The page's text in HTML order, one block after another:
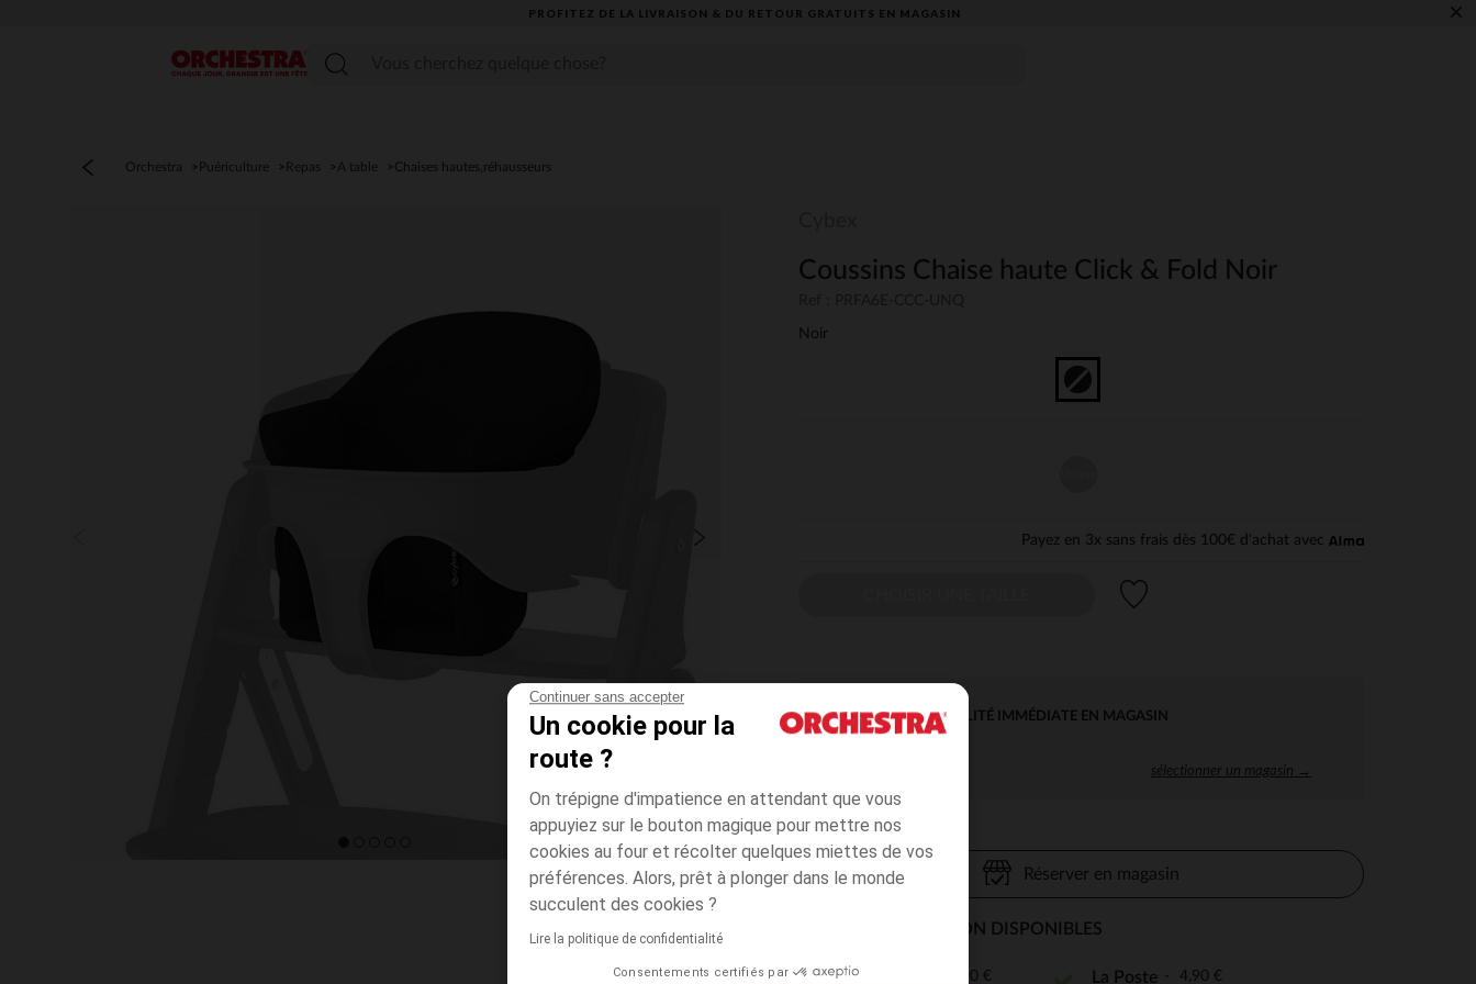
Continuer sans accepter
Un cookie pour la
route ?
On trépigne d'impatience en attendant que vous
appuyiez sur le bouton magique pour mettre nos
cookies au four et récolter quelques miettes de vos
préférences. Alors, prêt à plonger dans le monde
succulent des cookies ?
Lire la politique de confidentialité
Consentements certifiés par
PROFITEZ DE LA LIVRAISON & DU RETOUR GRATUITS EN MAGASIN​ ×
Menu
Orchestra Puériculture Repas A table Chaises hautes,réhausseurs
Coussins Chaise haute Click & Fold Noir
Noir
Payez en 3x sans frais dès 100€ d'achat avec
DISPONIBILITÉ IMMÉDIATE EN MAGASIN
sélectionner un magasin →
Réserver en magasin
MODES DE LIVRAISON DISPONIBLES
Point Relais 4,90 € La Poste 4,90 €